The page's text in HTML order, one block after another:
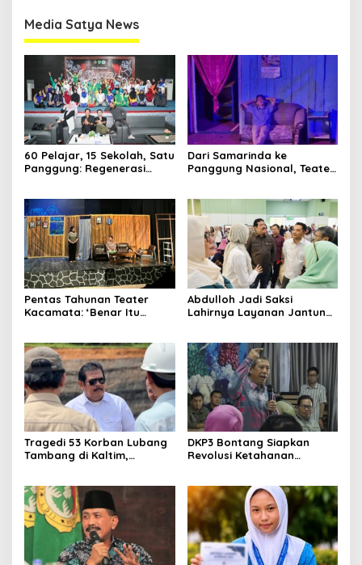
Media Satya News
60 Pelajar, 15 Sekolah, Satu
Panggung: Regenerasi
Dari Samarinda ke
Panggung Nasional, Teater
Yogyakarta
Pentas Tahunan Teater
Kacamata: ‘Benar Itu
Abdulloh Jadi Saksi
Lahirnya Layanan Jantung
Rakyat
Tragedi 53 Korban Lubang
Tambang di Kaltim,
DKP3 Bontang Siapkan
Revolusi Ketahanan